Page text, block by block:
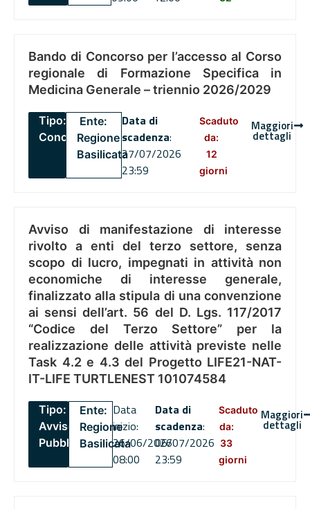
Bando di Concorso per l’accesso al Corso
regionale di Formazione Specifica in
Medicina Generale – triennio 2026/2029
Tipo:
Concorsi
Ente:
Regione
Basilicata
Data di
scadenza:
27/07/2026
23:59
Scaduto
da:
12
giorni
Maggiori
dettagli
Avviso di manifestazione di interesse
rivolto a enti del terzo settore, senza
scopo di lucro, impegnati in attività non
economiche di interesse generale,
finalizzato alla stipula di una convenzione
ai sensi dell’art. 56 del D. Lgs. 117/2017
“Codice del Terzo Settore” per la
realizzazione delle attività previste nelle
Task 4.2 e 4.3 del Progetto LIFE21-NAT-
IT-LIFE TURTLENEST 101074584
Tipo:
Avviso
Pubblico
Ente:
Regione
Basilicata
Data
inizio:
26/06/2026
08:00
Data di
scadenza:
06/07/2026
23:59
Scaduto
da:
33
giorni
Maggiori
dettagli